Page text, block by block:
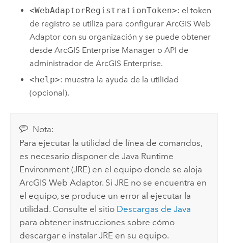
<WebAdaptorRegistrationToken>: el token
de registro se utiliza para configurarArcGIS Web
Adaptor con su organización y se puede obtener
desdeArcGIS Enterprise Manager oAPI de
administrador de ArcGIS Enterprise.
<help>: muestra la ayuda de la utilidad
(opcional).
Nota:
Para ejecutar la utilidad de línea de comandos,
es necesario disponer de Java Runtime
Environment (JRE) en el equipo donde se aloja
ArcGIS Web Adaptor. Si JRE no se encuentra en
el equipo, se produce un error al ejecutar la
utilidad. Consulte el sitio Descargas de Java
para obtener instrucciones sobre cómo
descargar e instalar JRE en su equipo.